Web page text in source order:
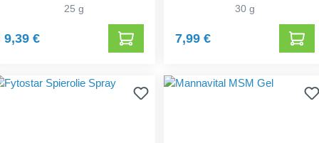
25 g
9,39 €
30 g
7,99 €